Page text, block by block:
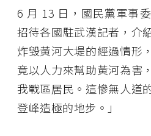
6 月 13 日，國民黨軍事
招待各國駐武漢記者，介
炸毀黃河大堤的經過情形
竟以人力來幫助黃河為害
我戰區居民。這慘無人道
登峰造極的地步。」